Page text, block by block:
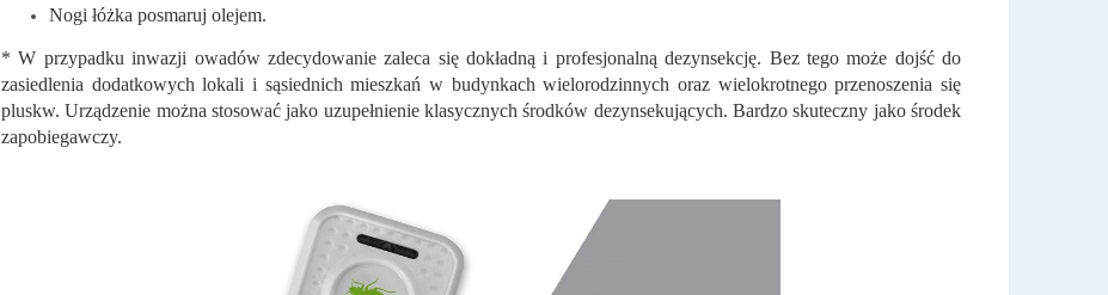
Nogi łóżka posmaruj olejem.
* W przypadku inwazji owadów zdecydowanie zaleca się dokładną i profesjonalną dezynsekcję. Bez tego może dojść do
zasiedlenia dodatkowych lokali i sąsiednich mieszkań w budynkach wielorodzinnych oraz wielokrotnego przenoszenia się
pluskw. Urządzenie można stosować jako uzupełnienie klasycznych środków dezynsekujących. Bardzo skuteczny jako środek
zapobiegawczy.